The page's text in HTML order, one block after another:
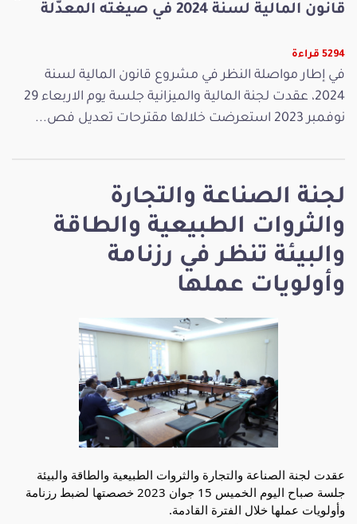
لجنة الصناعة والتجارة
والثروات الطبيعية والطاقة
والبيئة تنظر في رزنامة
وأولويات عملها
عقدت لجنة الصناعة والتجارة والثروات الطبيعية والطاقة والبيئة
جلسة صباح اليوم الخميس 15 جوان 2023 خصصتها لضبط رزنامة
وأولويات عملها خلال الفترة القادمة.
قانون المالية لسنة 2024 في صيغته المعدّلة
5294 قراءة
في إطار مواصلة النظر في مشروع قانون المالية لسنة
2024، عقدت لجنة المالية والميزانية جلسة يوم الاربعاء 29
نوفمبر 2023 استعرضت خلالها مقترحات تعديل فص...